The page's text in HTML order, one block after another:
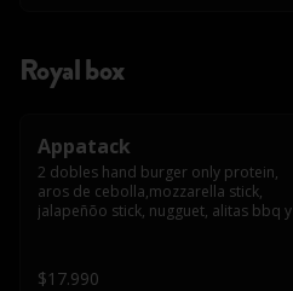
Royal box
Appatack
2 dobles hand burger only protein,
aros de cebolla,mozzarella stick,
jalapeñõo stick, nugguet, alitas bbq y
$17.990